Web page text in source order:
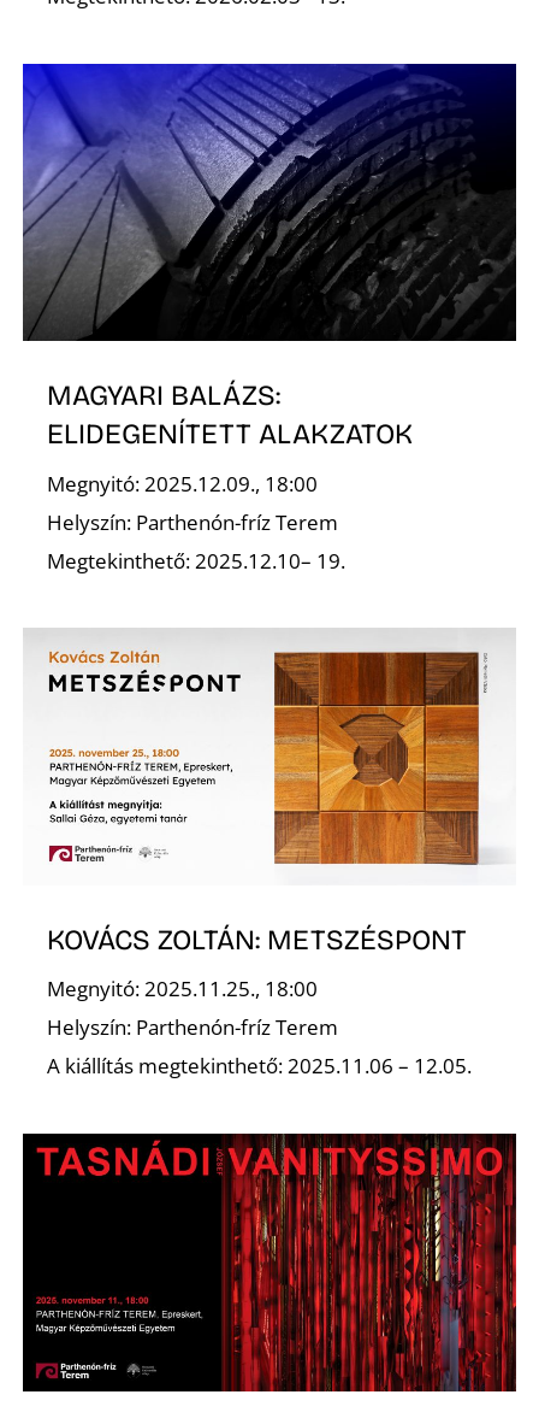
MAGYARI BALÁZS:
ELIDEGENÍTETT ALAKZATOK
Megnyitó: 2025.12.09., 18:00
Helyszín: Parthenón-fríz Terem
Megtekinthető: 2025.12.10– 19.
KOVÁCS ZOLTÁN: METSZÉSPONT
Megnyitó: 2025.11.25., 18:00
Helyszín: Parthenón-fríz Terem
A kiállítás megtekinthető: 2025.11.06 – 12.05.